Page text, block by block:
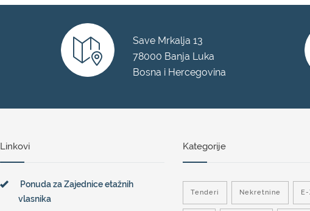
Save Mrkalja 13
78000 Banja Luka
Bosna i Hercegovina
Linkovi
Ponuda za Zajednice etažnih
vlasnika
Kategorije
Tenderi Nekretnine